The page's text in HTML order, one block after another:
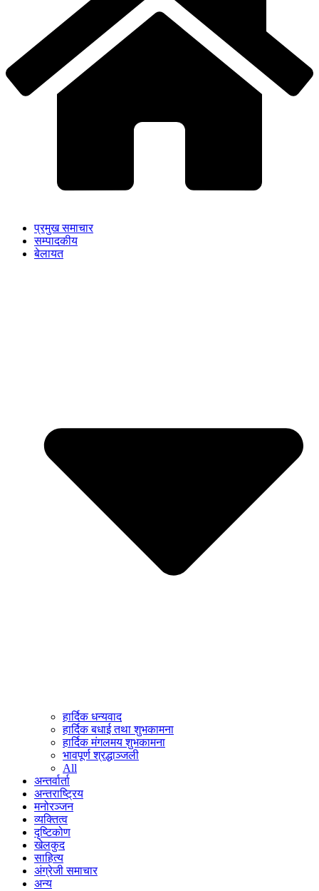
प्रमुख समाचार
सम्पादकीय
बेलायत
हार्दिक धन्यवाद
हार्दिक बधाई तथा शुभकामना
हार्दिक मंगलमय शुभकामना
भावपूर्ण श्रद्धाञ्जली
All
अन्तर्वार्ता
अन्तराष्ट्रिय
मनोरञ्जन
व्यक्तित्व
दृष्टिकोण
खेलकुद
साहित्य
अंग्रेजी समाचार
अन्य